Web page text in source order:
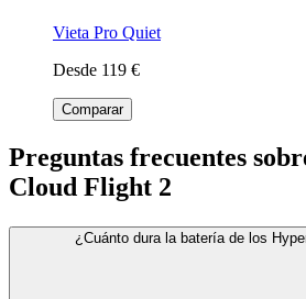
Vieta Pro Quiet
Desde 119 €
Comparar
Preguntas frecuentes
Cloud Flight 2
¿Cuánto dura la batería de los